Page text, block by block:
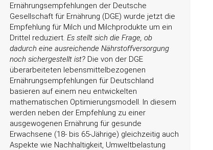
Ernährungsempfehlungen der Deutsche
Gesellschaft für Ernährung (DGE) wurde jetzt die
Empfehlung für Milch und Milchprodukte um ein
Drittel reduziert. Es stellt sich die Frage, ob
dadurch eine ausreichende Nährstoffversorgung
noch sichergestellt ist?Die von der DGE
überarbeiteten lebensmittelbezogenen
Ernährungsempfehlungen für Deutschland
basieren auf einem neu entwickelten
mathematischen Optimierungsmodell. In diesem
werden neben der Empfehlung zu einer
ausgewogenen Ernährung für gesunde
Erwachsene (18- bis 65-Jährige) gleichzeitig auch
Aspekte wie Nachhaltigkeit, Umweltbelastung